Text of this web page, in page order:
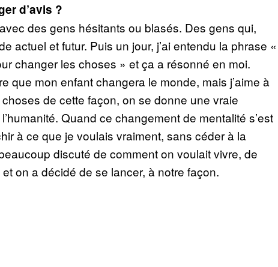
d’avis ?
des gens hésitants ou blasés. Des gens qui,
actuel et futur. Puis un jour, j’ai entendu la phrase «
changer les choses » et ça a résonné en moi.
que mon enfant changera le monde, mais j’aime à
de cette façon, on se donne une vraie
Quand ce changement de mentalité s’est
à ce que je voulais vraiment, sans céder à la
discuté de comment on voulait vivre, de
on a décidé de se lancer, à notre façon.